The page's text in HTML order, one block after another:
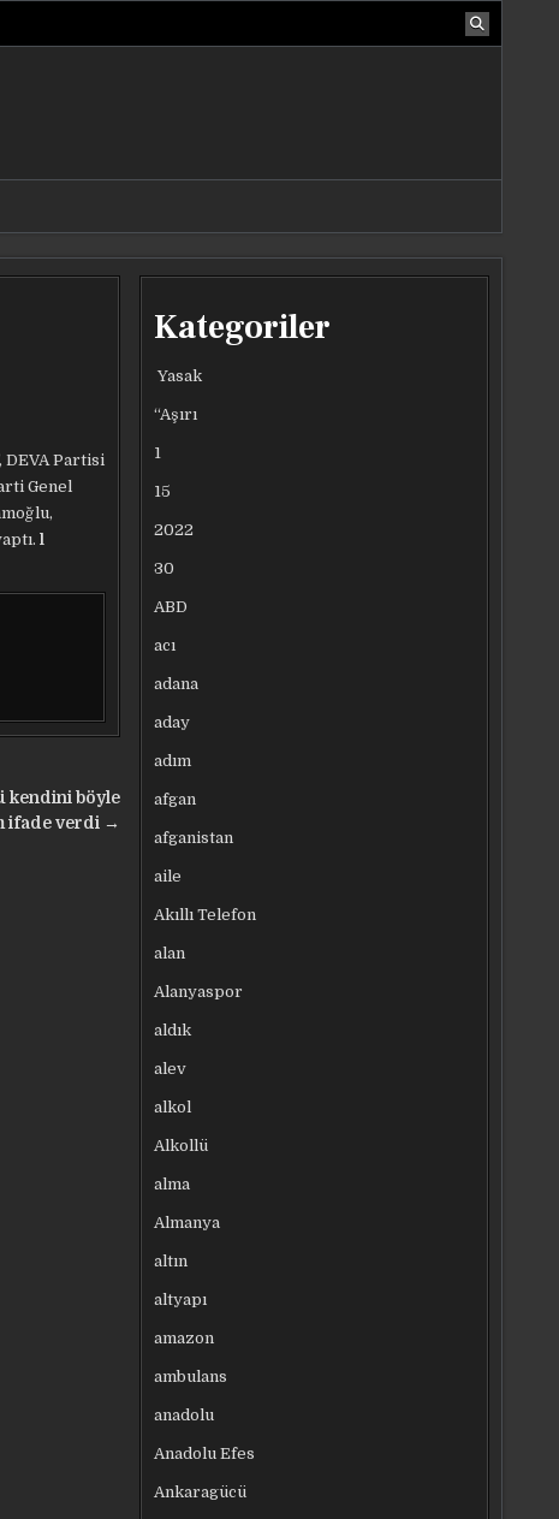
DEVA Partisi
Genel
l
kendini böyle
ifade verdi →
Kategoriler
Yasak
“Aşırı
1
15
2022
30
ABD
acı
adana
aday
adım
afgan
afganistan
aile
Akıllı Telefon
alan
Alanyaspor
aldık
alev
alkol
Alkollü
alma
Almanya
altın
altyapı
amazon
ambulans
anadolu
Anadolu Efes
Ankaragücü